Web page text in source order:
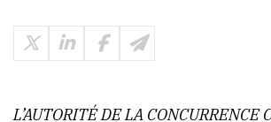
L’AUTORITÉ DE LA CONCURRENCE